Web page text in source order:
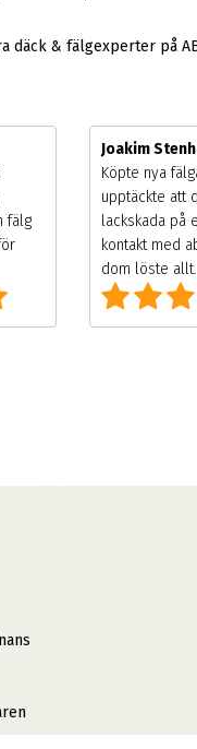
däck & fälgexperter på
fälg
byte
Joakim
Köpte nya
upptäckte att
lackskada på
kontakt med
dom löste allt.